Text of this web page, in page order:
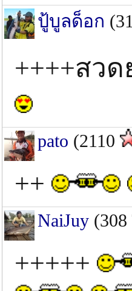
ปู้บูลด็อก
++++สว
pato (2110
++
NaiJuy (308
+++++